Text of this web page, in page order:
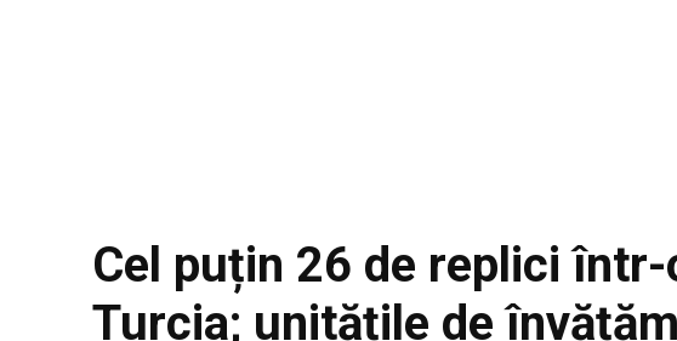
Cel puțin 26 de replici
Turcia; unitățile de